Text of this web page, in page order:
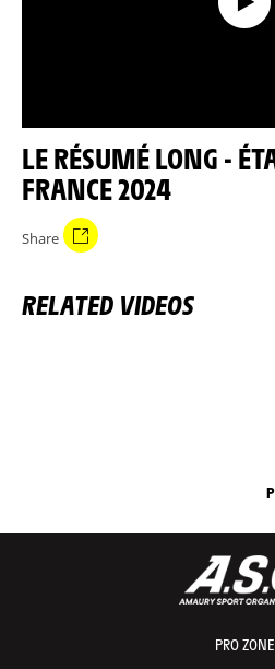
LE RÉSUMÉ LONG - ÉTAPE 7 - TOUR DE
FRANCE 2024
Share
RELATED VIDEOS
PRO ZONE